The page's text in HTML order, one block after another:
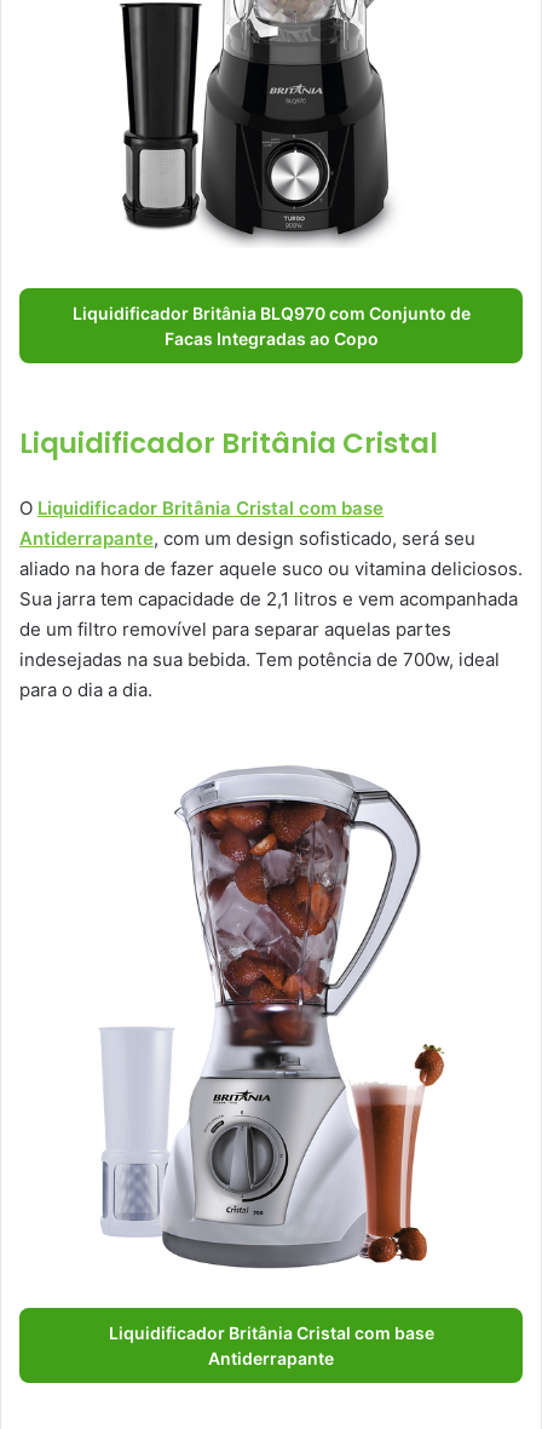
Liquidificador Britânia BLQ970 com Conjunto de
Facas Integradas ao Copo
Liquidificador Britânia Cristal
O Liquidificador Britânia Cristal com base
Antiderrapante, com um design sofisticado, será seu
aliado na hora de fazer aquele suco ou vitamina deliciosos.
Sua jarra tem capacidade de 2,1 litros e vem acompanhada
de um filtro removível para separar aquelas partes
indesejadas na sua bebida. Tem potência de 700w, ideal
para o dia a dia.
Liquidificador Britânia Cristal com base
Antiderrapante